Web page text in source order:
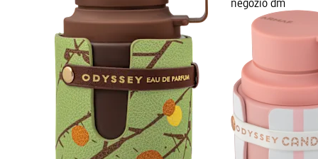
negozio dm